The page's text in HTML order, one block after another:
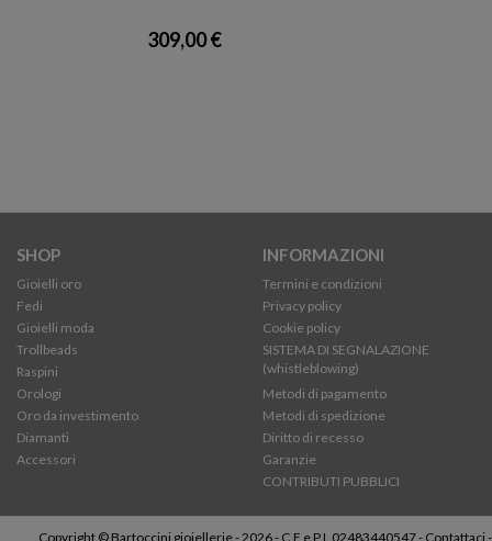
309,00 €
SHOP
Gioielli oro
Fedi
Gioielli moda
Trollbeads
Raspini
Orologi
Oro da investimento
Diamanti
Accessori
INFORMAZIONI
Termini e condizioni
Privacy policy
Cookie policy
SISTEMA DI SEGNALAZIONE
(whistleblowing)
Metodi di pagamento
Metodi di spedizione
Diritto di recesso
Garanzie
CONTRIBUTI PUBBLICI
Copyright © Bartoccini gioiellerie - 2026 - C.F e P.I. 02483440547 - Contattaci